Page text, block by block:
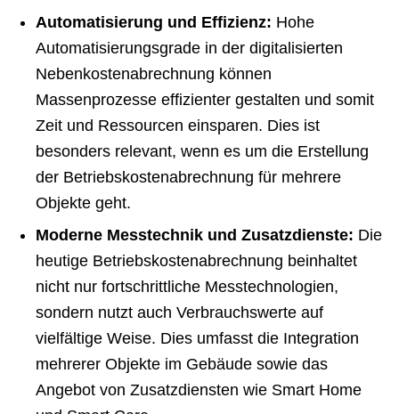
Automatisierung und Effizienz: Hohe
Automatisierungsgrade in der digitalisierten
Nebenkostenabrechnung können
Massenprozesse effizienter gestalten und somit
Zeit und Ressourcen einsparen. Dies ist
besonders relevant, wenn es um die Erstellung
der Betriebskostenabrechnung für mehrere
Objekte geht.
Moderne Messtechnik und Zusatzdienste: Die
heutige Betriebskostenabrechnung beinhaltet
nicht nur fortschrittliche Messtechnologien,
sondern nutzt auch Verbrauchswerte auf
vielfältige Weise. Dies umfasst die Integration
mehrerer Objekte im Gebäude sowie das
Angebot von Zusatzdiensten wie Smart Home